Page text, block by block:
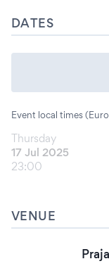
DATES
Event local times
Thursday
17 Jul 2025
23:00
VENUE
Praja